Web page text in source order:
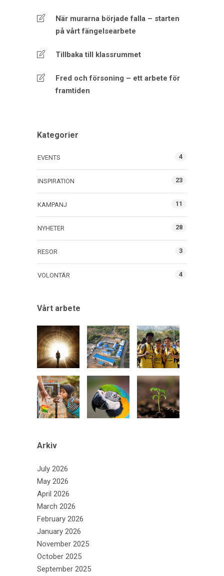
När murarna började falla – starten
på vårt fängelsearbete
Tillbaka till klassrummet
Fred och försoning – ett arbete för
framtiden
Kategorier
EVENTS 4
INSPIRATION 23
KAMPANJ 11
NYHETER 28
RESOR 3
VOLONTÄR 4
Vårt arbete
Arkiv
July 2026
May 2026
April 2026
March 2026
February 2026
January 2026
November 2025
October 2025
September 2025